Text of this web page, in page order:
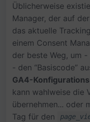
Üblicherweise
Manager, der auf
das aktuelle
einem Consent
der beste Weg, um
- den “Basiscode”
GA4-
kann wahlweise die
übernehmen... oder
Tag für den